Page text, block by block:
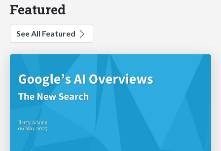
Featured
See All Featured